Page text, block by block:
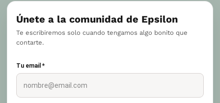
Únete a la comunidad de Epsilon
Te escribiremos solo cuando tengamos algo bonito que
contarte.
Tu email *